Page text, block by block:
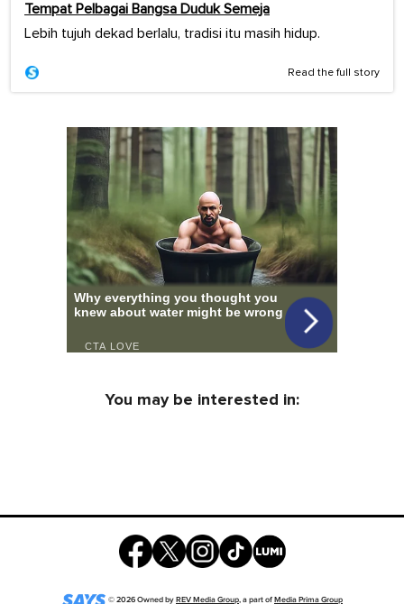
Tempat Pelbagai Bangsa Duduk Semeja
Lebih tujuh dekad berlalu, tradisi itu masih hidup.
Read the full story
You may be interested in:
©2026Owned byREV Media Group, a part ofMedia Prima Group